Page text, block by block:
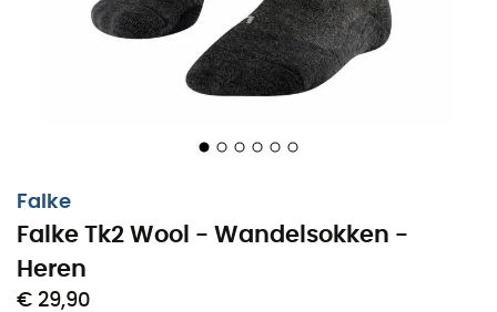
Falke
Falke Tk2 Wool - Wandelsokken -
Heren
€ 29,90